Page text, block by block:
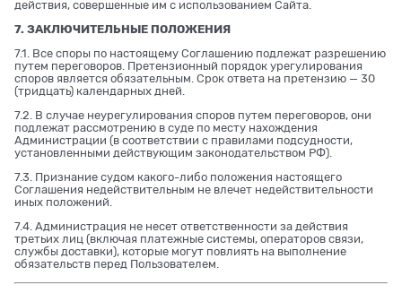
действия, совершенные им с использованием Сайта.
7. ЗАКЛЮЧИТЕЛЬНЫЕ ПОЛОЖЕНИЯ
7.1. Все споры по настоящему Соглашению подлежат разрешению
путем переговоров. Претензионный порядок урегулирования
споров является обязательным. Срок ответа на претензию — 30
(тридцать) календарных дней.
7.2. В случае неурегулирования споров путем переговоров, они
подлежат рассмотрению в суде по месту нахождения
Администрации (в соответствии с правилами подсудности,
установленными действующим законодательством РФ).
7.3. Признание судом какого-либо положения настоящего
Соглашения недействительным не влечет недействительности
иных положений.
7.4. Администрация не несет ответственности за действия
третьих лиц (включая платежные системы, операторов связи,
службы доставки), которые могут повлиять на выполнение
обязательств перед Пользователем.